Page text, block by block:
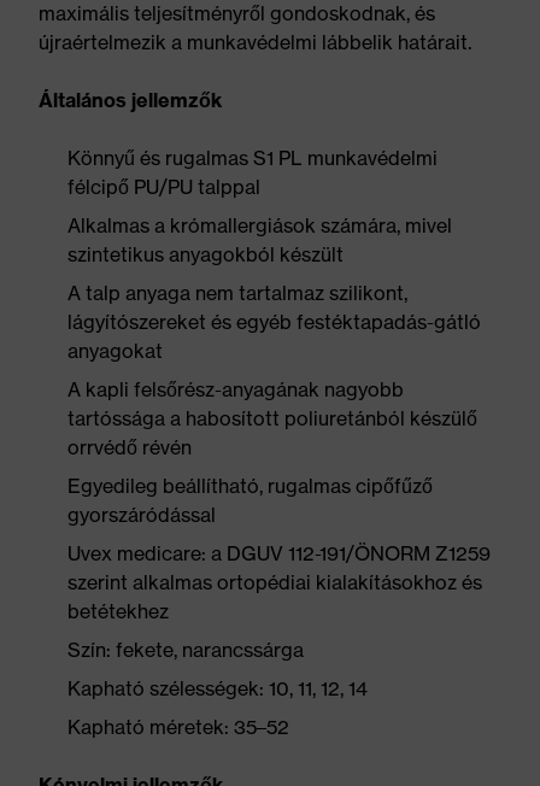
maximális teljesítményről gondoskodnak, és
újraértelmezik a munkavédelmi lábbelik határait.
Általános jellemzők
Könnyű és rugalmas S1 PL munkavédelmi
félcipő PU/PU talppal
Alkalmas a krómallergiások számára, mivel
szintetikus anyagokból készült
A talp anyaga nem tartalmaz szilikont,
lágyítószereket és egyéb festéktapadás-gátló
anyagokat
A kapli felsőrész-anyagának nagyobb
tartóssága a habosított poliuretánból készülő
orrvédő révén
Egyedileg beállítható, rugalmas cipőfűző
gyorszáródással
Uvex medicare: a DGUV 112-191/ÖNORM Z1259
szerint alkalmas ortopédiai kialakításokhoz és
betétekhez
Szín: fekete, narancssárga
Kapható szélességek: 10, 11, 12, 14
Kapható méretek: 35–52